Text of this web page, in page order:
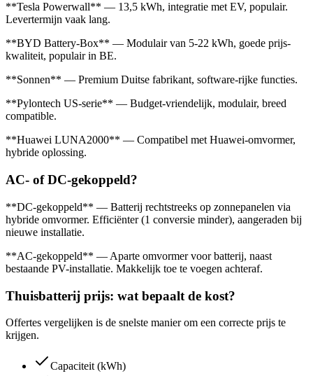
**Tesla Powerwall** — 13,5 kWh, integratie met EV, populair.
Levertermijn vaak lang.
**BYD Battery-Box** — Modulair van 5-22 kWh, goede prijs-
kwaliteit, populair in BE.
**Sonnen** — Premium Duitse fabrikant, software-rijke functies.
**Pylontech US-serie** — Budget-vriendelijk, modulair, breed
compatible.
**Huawei LUNA2000** — Compatibel met Huawei-omvormer,
hybride oplossing.
AC- of DC-gekoppeld?
**DC-gekoppeld** — Batterij rechtstreeks op zonnepanelen via
hybride omvormer. Efficiënter (1 conversie minder), aangeraden bij
nieuwe installatie.
**AC-gekoppeld** — Aparte omvormer voor batterij, naast
bestaande PV-installatie. Makkelijk toe te voegen achteraf.
Thuisbatterij prijs: wat bepaalt de kost?
Offertes vergelijken is de snelste manier om een correcte prijs te
krijgen.
Capaciteit (kWh)